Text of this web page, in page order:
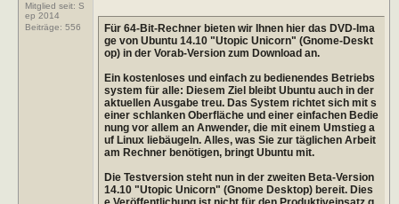
Mitglied seit: S
ep 2014
Beiträge: 556
Für 64-Bit-Rechner bieten wir Ihnen hier das DVD-Ima
ge von Ubuntu 14.10 "Utopic Unicorn" (Gnome-Deskt
op) in der Vorab-Version zum Download an.
Ein kostenloses und einfach zu bedienendes Betriebs
system für alle: Diesem Ziel bleibt Ubuntu auch in der
aktuellen Ausgabe treu. Das System richtet sich mit s
einer schlanken Oberfläche und einer einfachen Bedie
nung vor allem an Anwender, die mit einem Umstieg a
uf Linux liebäugeln. Alles, was Sie zur täglichen Arbeit
am Rechner benötigen, bringt Ubuntu mit.
Die Testversion steht nun in der zweiten Beta-Version
14.10 "Utopic Unicorn" (Gnome Desktop) bereit. Dies